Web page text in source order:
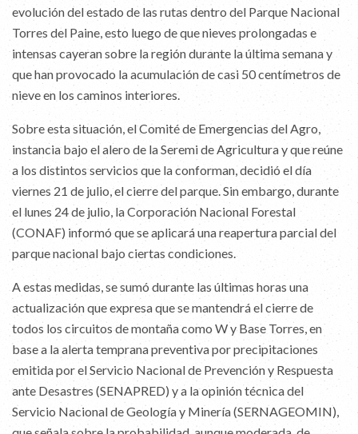
evolución del estado de las rutas dentro del Parque Nacional
Torres del Paine, esto luego de que nieves prolongadas e
intensas cayeran sobre la región durante la última semana y
que han provocado la acumulación de casi 50 centímetros de
nieve en los caminos interiores.
Sobre esta situación, el Comité de Emergencias del Agro,
instancia bajo el alero de la Seremi de Agricultura y que reúne
a los distintos servicios que la conforman, decidió el día
viernes 21 de julio, el cierre del parque. Sin embargo, durante
el lunes 24 de julio, la Corporación Nacional Forestal
(CONAF) informó que se aplicará una reapertura parcial del
parque nacional bajo ciertas condiciones.
A estas medidas, se sumó durante las últimas horas una
actualización que expresa que se mantendrá el cierre de
todos los circuitos de montaña como W y Base Torres, en
base a la alerta temprana preventiva por precipitaciones
emitida por el Servicio Nacional de Prevención y Respuesta
ante Desastres (SENAPRED) y a la opinión técnica del
Servicio Nacional de Geología y Minería (SERNAGEOMIN),